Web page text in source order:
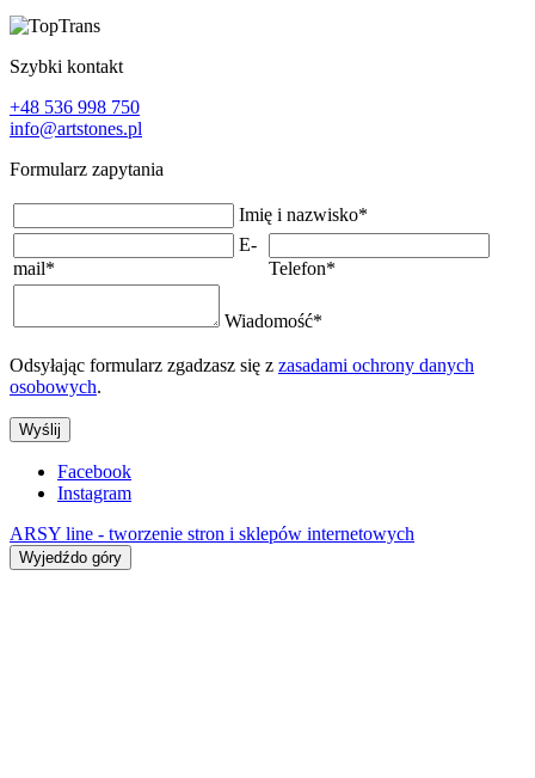
Szybki kontakt
+48 536 998 750
info@artstones.pl
Formularz zapytania
Imię i nazwisko*
E-
mail* Telefon*
Wiadomość*
Odsyłając formularz zgadzasz się z zasadami ochrony danych
osobowych.
Wyślij
Facebook
Instagram
ARSY line - tworzenie stron i sklepów internetowych
Wyjedźdo góry